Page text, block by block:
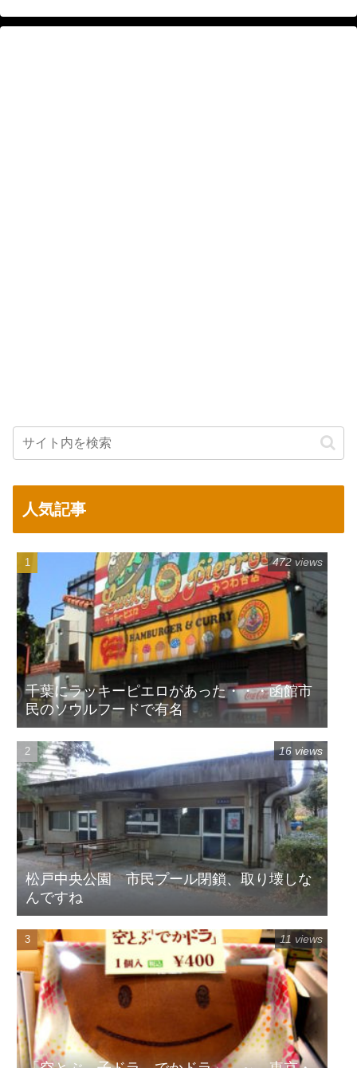
人気記事
千葉にラッキーピエロがあった・・・函館市
民のソウルフードで有名
472 views
松戸中央公園 市民プール閉鎖、取り壊しな
んですね
16 views
11 views